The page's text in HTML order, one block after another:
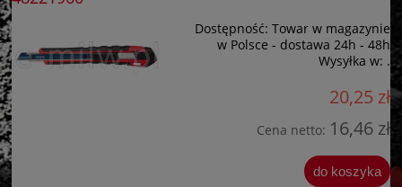
Dostępność: Towar w magazynie
w Polsce - dostawa 24h - 48h
Wysyłka w: .
20,25 zł
Cena netto: 16,46 zł
do koszyka